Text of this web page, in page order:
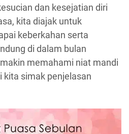
dan kesejatian diri
kita diajak untuk
keberkahan serta
di dalam bulan
memahami niat mandi
kita simak penjelasan